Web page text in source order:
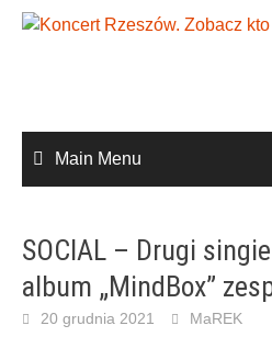
Skip
Main Menu
SOCIAL – Drugi
album „MindBox”
20 grudnia 2021 MaREK